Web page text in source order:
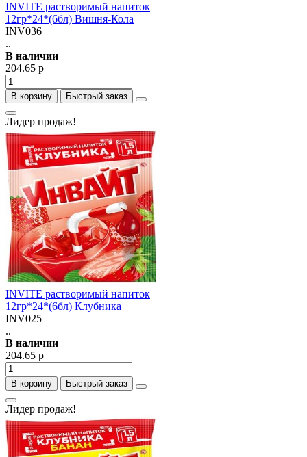
INVITE растворимый напиток
12гр*24*(6бл) Вишня-Кола
INV036
..
В наличии
204.65 р
В корзину Быстрый заказ
Лидер продаж!
INVITE растворимый напиток
12гр*24*(6бл) Клубника
INV025
..
В наличии
204.65 р
В корзину Быстрый заказ
Лидер продаж!